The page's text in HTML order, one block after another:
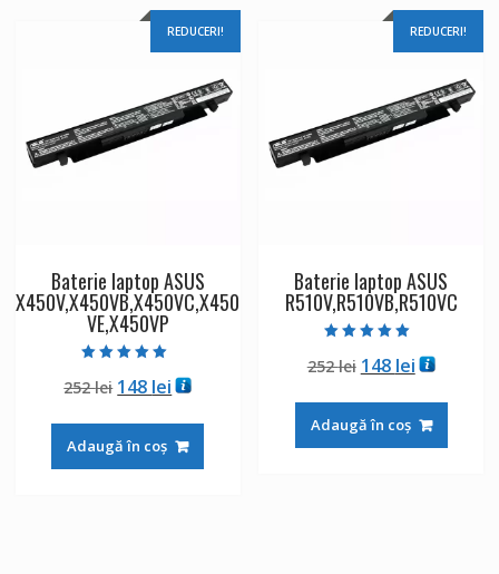
REDUCERI!
Baterie laptop ASUS
X450V,X450VB,X450VC,X450
VE,X450VP
5.00
din 5
252lei Prețul
a
fost:
148 leiPrețul
este:
148 lei.
Adaugă în coș
REDUCERI!
Baterie laptop ASUS
R510V,R510VB,R510VC
5.00
din 5
252lei Prețul
a
fost:
148 leiPrețul
este:
148 lei.
Adaugă în coș